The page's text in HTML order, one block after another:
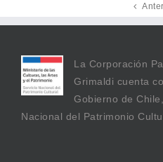
La Corporación
Grimaldi cuenta
Gobierno de
Nacional del Patrimonio